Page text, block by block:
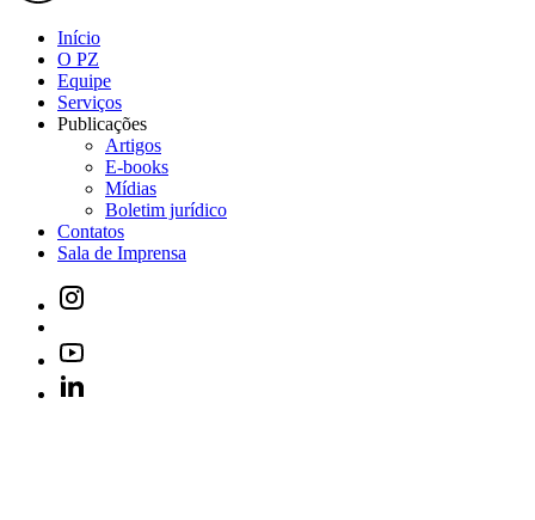
Início
O PZ
Equipe
Serviços
Publicações
Artigos
E-books
Mídias
Boletim jurídico
Contatos
Sala de Imprensa